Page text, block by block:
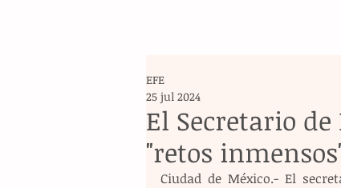
El Secretario
"retos
EFE
25 jul 2024
Ciudad de México.- El